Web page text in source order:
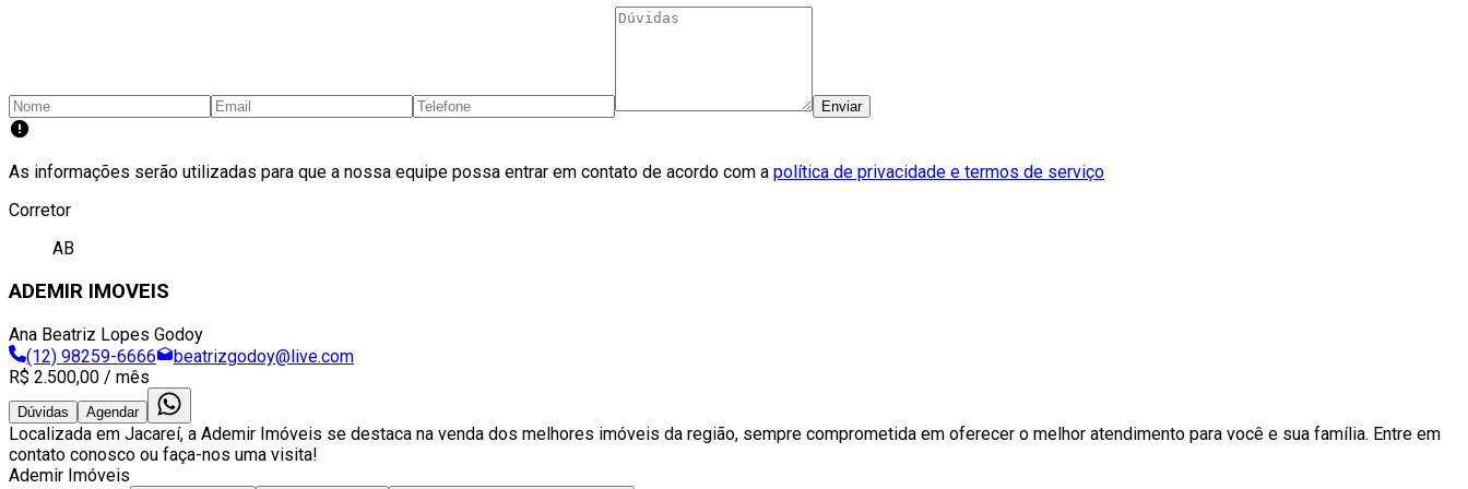
Enviar
As informações serão utilizadas para que a nossa equipe possa entrar em contato de acordo com a política de privacidade e termos de serviço
Corretor
AB
ADEMIR IMOVEIS
Ana Beatriz Lopes Godoy
(12) 98259-6666
beatrizgodoy@live.com
R$ 2.500,00 / mês
Dúvidas Agendar
Localizada em Jacareí, a Ademir Imóveis se destaca na venda dos melhores imóveis da região, sempre comprometida em oferecer o melhor atendimento para você e sua família. Entre em
contato conosco ou faça-nos uma visita!
Ademir Imóveis